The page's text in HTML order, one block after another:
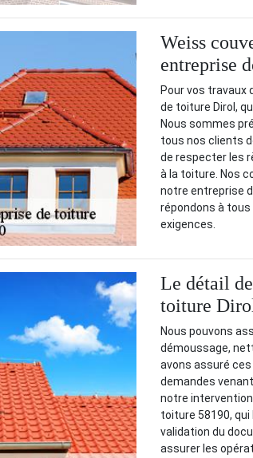
Weiss
entreprise
Pour vos travaux
de toiture Dirol,
Nous sommes
tous nos clients
de respecter les
à la toiture. Nos
notre entreprise
répondons à
exigences.
Le détail
toiture
Nous pouvons
démoussage,
avons assuré
demandes
notre
toiture 58190,
validation du
assurer les